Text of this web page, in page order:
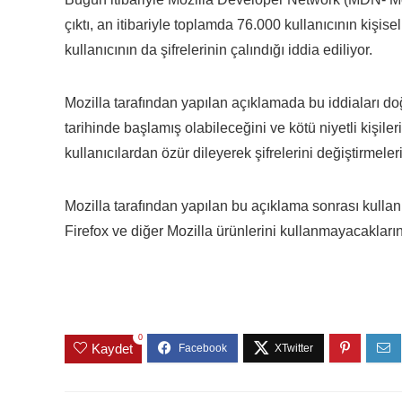
çıktı, an itibariyle toplamda 76.000 kullanıcının
kullanıcının da şifrelerinin çalındığı iddia ediliyor.
Mozilla tarafından yapılan açıklamada bu iddiaları
tarihinde başlamış olabileceğini ve kötü niyetli
kullanıcılardan özür dileyerek şifrelerini
Mozilla tarafından yapılan bu açıklama sonrası
Firefox ve diğer Mozilla ürünlerini
Kaydet
0